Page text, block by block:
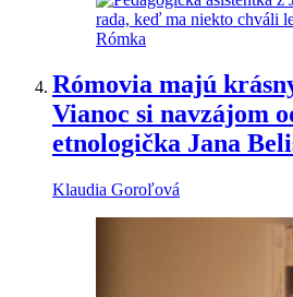
Rómovia majú
Vianoc si navzájom
etnologička Jana
Klaudia Goroľová